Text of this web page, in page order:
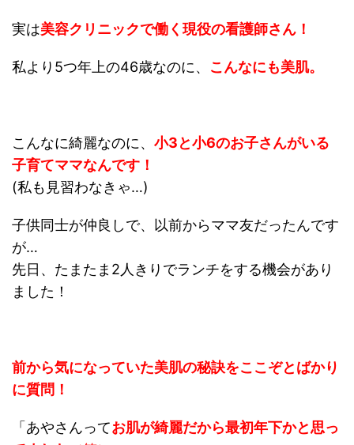
実は美容クリニックで働く現役の看護師さん！
私より5つ年上の46歳なのに、 こんなにも美肌。
こんなに綺麗なのに、 小3と小6のお子さんがいる
子育てママなんです！
(私も見習わなきゃ…)
子供同士が仲良しで、以前からママ友だったんです
が…
先日、たまたま2人きりでランチをする機会があり
ました！
前から気になっていた美肌の秘訣をここぞとばかり
に質問！
「あやさんってお肌が綺麗だから最初年下かと思っ